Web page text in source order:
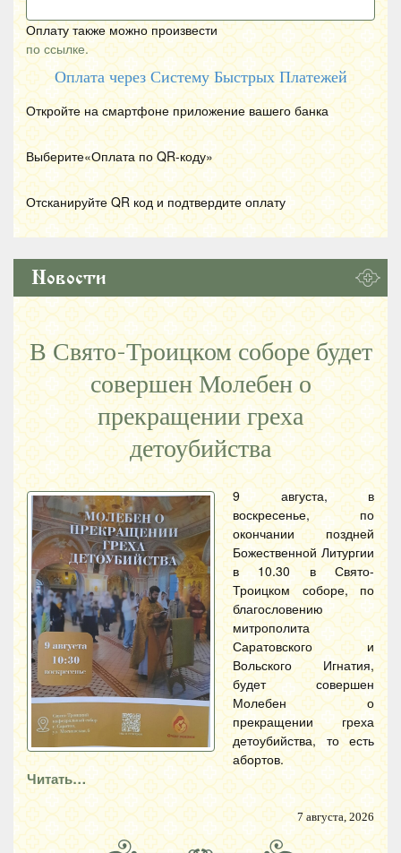
Оплату также можно произвести
по ссылке.
Оплата через Систему Быстрых Платежей
Откройте на смартфоне приложение вашего банка
Выберите«Оплата по QR-коду»
Отсканируйте QR код и подтвердите оплату
Новости
В Свято-Троицком соборе будет
совершен Молебен о
прекращении греха
детоубийства
9 августа, в
воскресенье, по
окончании поздней
Божественной Литургии
в 10.30 в Свято-
Троицком соборе, по
благословению
митрополита
Саратовского и
Вольского Игнатия,
будет совершен
Молебен о
прекращении греха
детоубийства, то есть
абортов.
Читать…
7 августа, 2026